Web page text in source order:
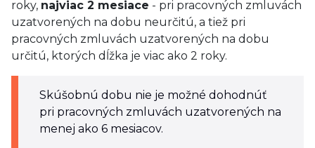
roky, najviac 2 mesiace - pri pracovných zmluvách
uzatvorených na dobu neurčitú, a tiež pri
pracovných zmluvách uzatvorených na dobu
určitú, ktorých dĺžka je viac ako 2 roky.
Skúšobnú dobu nie je možné dohodnúť
pri pracovných zmluvách uzatvorených na
menej ako 6 mesiacov.